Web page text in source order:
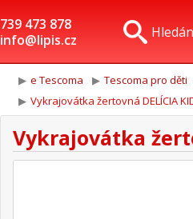
739 473 878
info@lipis.cz
e Tescoma Tescoma pro děti
Vykrajovátka žertovná DELÍCIA
Vykrajovátka